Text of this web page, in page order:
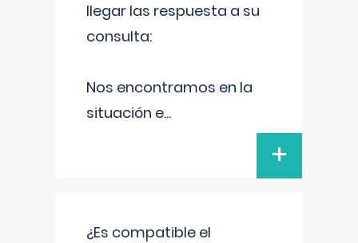
llegar las respuesta a su
consulta:
Nos encontramos en la
situación e...
+
¿Es compatible el